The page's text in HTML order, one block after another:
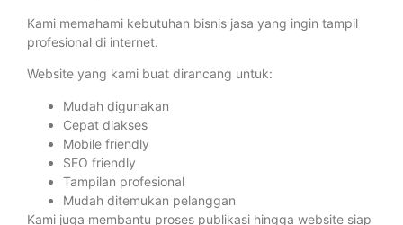
Kami memahami kebutuhan bisnis jasa yang ingin tampil
profesional di internet.
Website yang kami buat dirancang untuk:
Mudah digunakan
Cepat diakses
Mobile friendly
SEO friendly
Tampilan profesional
Mudah ditemukan pelanggan
Kami juga membantu proses publikasi hingga website siap